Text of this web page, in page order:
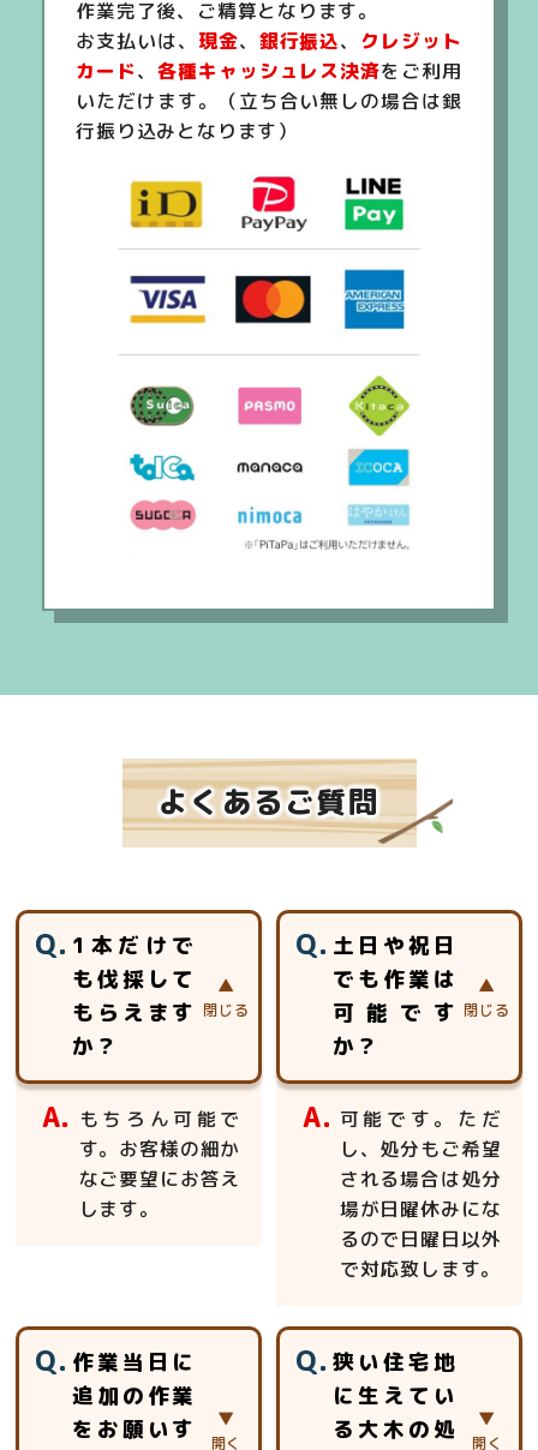
作業完了後、ご精算となります。
お支払いは、 現金、 銀行振込、 クレジット
カード、 各種キャッシュレス決済をご利用
いただけます。（立ち合い無しの場合は銀
行振り込みとなります）
よくあるご質問
1本だけで
も伐採して
もらえます
か？
もちろん可能で
す。お客様の細か
なご要望にお答え
します。
土日や祝日
でも作業は
可能です
か？
可能です。ただ
し、処分もご希望
される場合は処分
場が日曜休みにな
るので日曜日以外
で対応致します。
作業当日に
追加の作業
をお願いす
狭い住宅地
に生えてい
る大木の処